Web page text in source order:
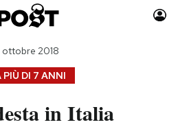
Auto
Moda
DI 7 ANNI
ottobre 2018
in Italia